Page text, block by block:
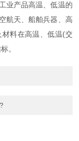
业产品高温、低温的
航天、船舶兵器、高
料在高温、低温(交
。